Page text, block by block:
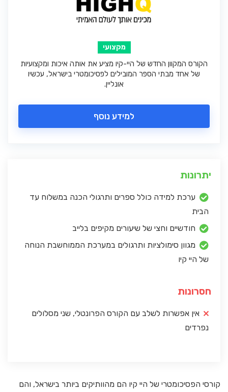
מקצועי
הקורס המקוון החדש של היי-קיו מציע את אותה איכות ומקצועיות
של אחד מבתי הספר המובילים לפסיכומטרי בישראל, עכשיו
אונליין.
למידע נוסף
יתרונות
ערכת למידה כולל ספרים ותרגולי הכנה במשלוח עד
הבית
חודשיים וחצי של שיעורים מקיפים בלייב
מגוון סימולציות ותרגולים במערכת הממוחשבת הנוחה
של היי קיו
חסרונות
אין אפשרות לשלב עם הקורס הפרונטלי, שני מסלולים
נפרדים
קורסי הפסיכומטרי של היי קיו הם מהוותיקים ביותר בישראל, והם